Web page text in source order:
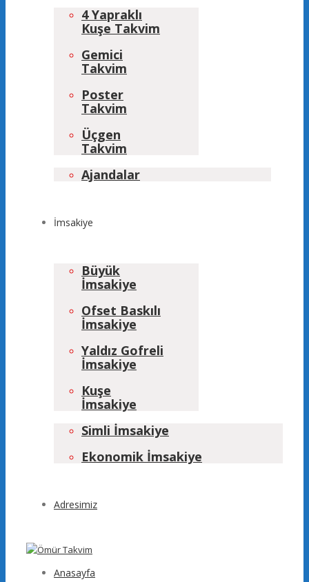
4 Yapraklı
Kuşe Takvim
Gemici
Takvim
Poster
Takvim
Üçgen
Takvim
Ajandalar
İmsakiye
Büyük
İmsakiye
Ofset Baskılı
İmsakiye
Yaldız Gofreli
İmsakiye
Kuşe
İmsakiye
Simli İmsakiye
Ekonomik İmsakiye
Adresimiz
Anasayfa